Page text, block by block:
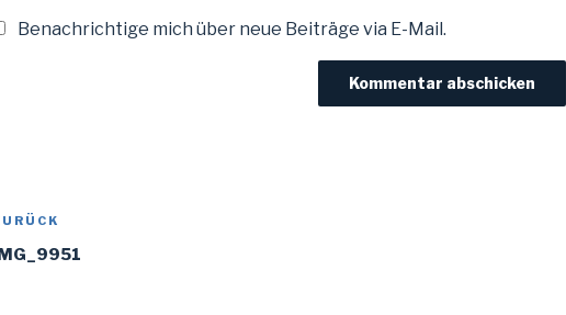
Benachrichtige mich über neue Beiträge via E-Mail.
IMG_9951